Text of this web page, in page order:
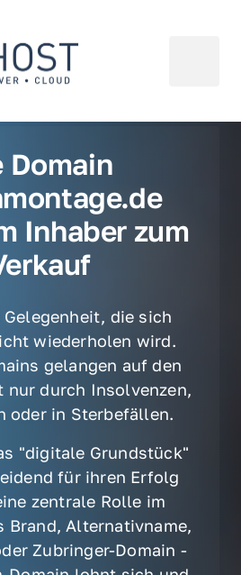
Domain
Inhaber zum
die sich
wiederholen wird.
gelangen auf den
nur durch Insolvenzen,
oder in Sterbefällen.
"digitale Grundstück"
für ihren Erfolg
zentrale Rolle im
Brand, Alternativname,
Zubringer-Domain -